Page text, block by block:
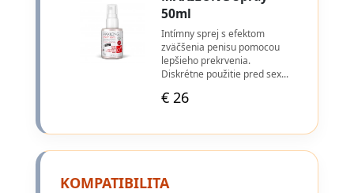
KOMPATIBILITA